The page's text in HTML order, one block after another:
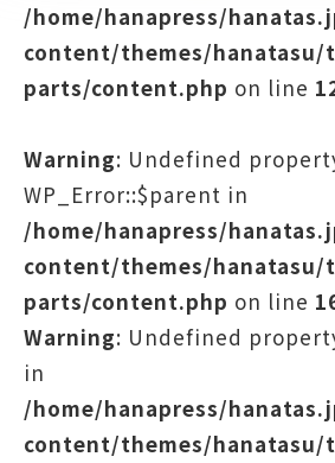
/home/hanapress/
content/themes/hanatasu/
parts/content.php on line
Warning: Undefined
WP_Error::$parent in
/home/hanapress/
content/themes/hanatasu/
parts/content.php on line
Warning: Undefined
in
/home/hanapress/
content/themes/hanatasu/